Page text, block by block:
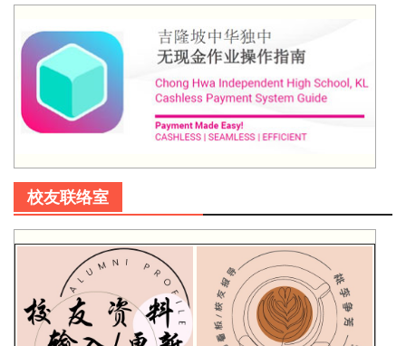
校友联络室